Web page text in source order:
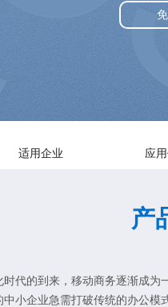
管家婆皮革
适用企业 应
产
代的到来，移动商务逐渐成为
小企业急需打破传统的办公模